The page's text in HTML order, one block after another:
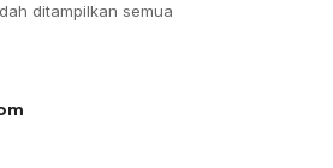
ditampilkan semua